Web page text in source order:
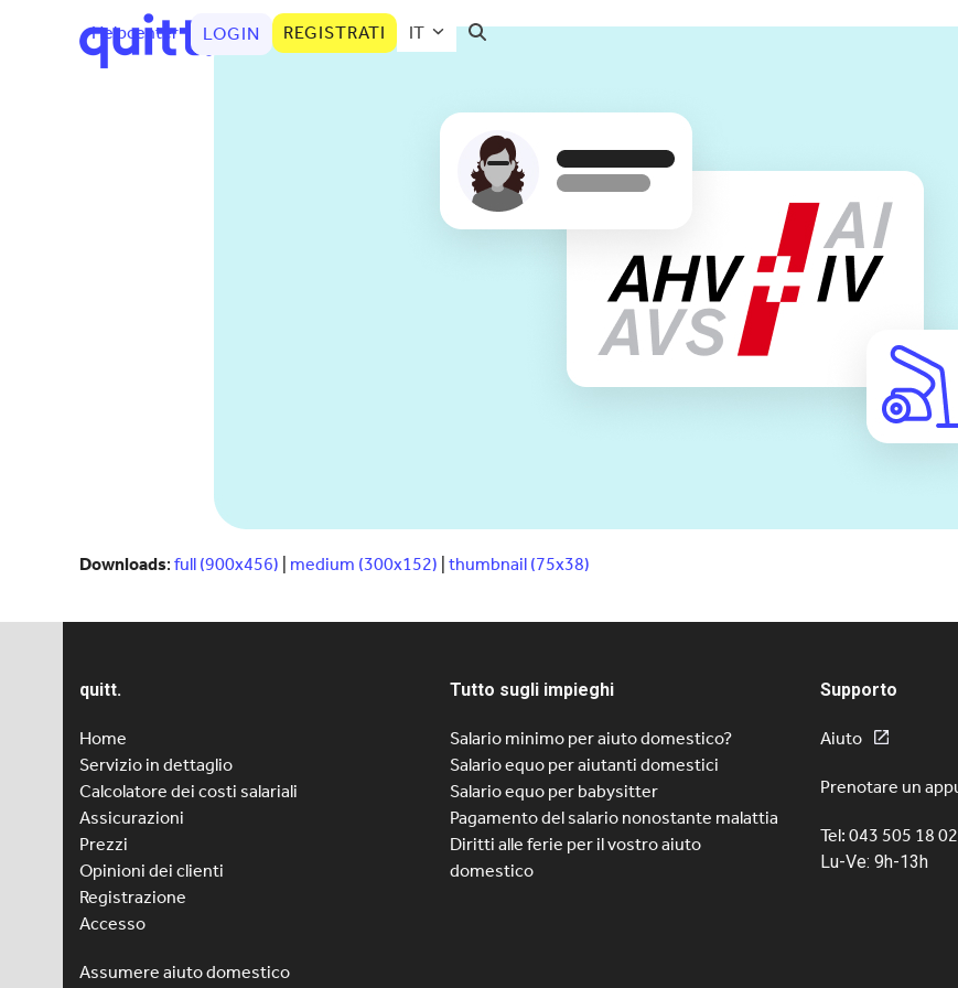
Helpcenter LOGIN REGISTRATI IT
Downloads: full (900x456) medium (300x152) thumbnail (75x38)
quitt.
Home
Servizio in dettaglio
Calcolatore dei costi salariali
Assicurazioni
Prezzi
Opinioni dei clienti
Registrazione
Accesso
Assumere aiuto domestico
Tutto sugli impieghi
Salario minimo per aiuto domestico?
Salario equo per aiutanti domestici
Salario equo per babysitter
Pagamento del salario nonostante malattia
Diritti alle ferie per il vostro aiuto
domestico
Supporto
Aiuto
Prenotare un
Tel: 043 505 18 02
Lu-Ve: 9h-13h